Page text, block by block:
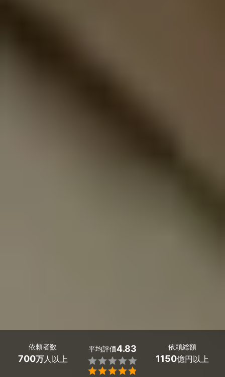
依頼者数
700万人以上
平均評価4.83


依頼総額
1150億円以上